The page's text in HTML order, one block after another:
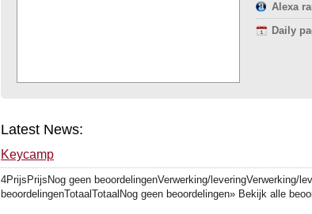
Alexa
Daily
Latest News:
Keycamp
4PrijsPrijsNog geen beoordelingenVerwerking/leveringVerwerking/
beoordelingenTotaalTotaalNog geen beoordelingen» Bekijk alle